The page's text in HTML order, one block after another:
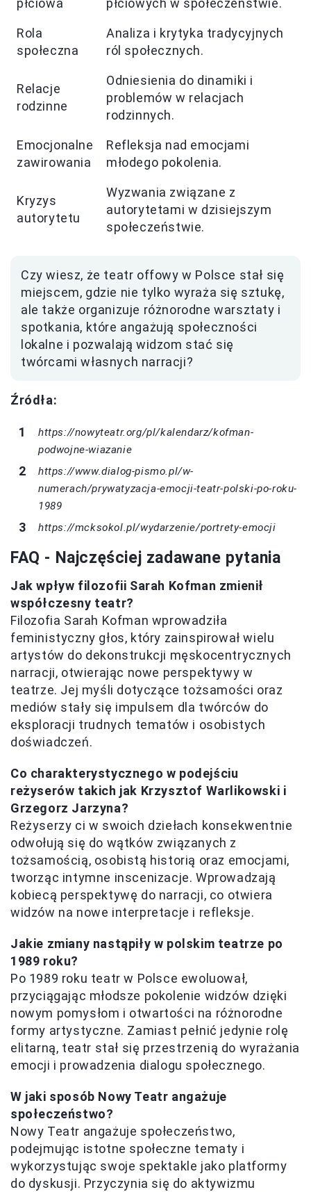
płciowa płciowych w społeczeństwie.
Rola
społeczna
Analiza i krytyka tradycyjnych
ról społecznych.
Relacje
rodzinne
Odniesienia do dinamiki i
problemów w relacjach
rodzinnych.
Emocjonalne
zawirowania
Refleksja nad emocjami
młodego pokolenia.
Kryzys
autorytetu
Wyzwania związane z
autorytetami w dzisiejszym
społeczeństwie.
Czy wiesz, że teatr offowy w Polsce stał się
miejscem, gdzie nie tylko wyraża się sztukę,
ale także organizuje różnorodne warsztaty i
spotkania, które angażują społeczności
lokalne i pozwalają widzom stać się
twórcami własnych narracji?
Źródła:
https://nowyteatr.org/pl/kalendarz/kofman-
podwojne-wiazanie
https://www.dialog-pismo.pl/w-
numerach/prywatyzacja-emocji-teatr-polski-po-roku-
1989
https://mcksokol.pl/wydarzenie/portrety-emocji
FAQ - Najczęściej zadawane pytania
Jak wpływ filozofii Sarah Kofman zmienił
współczesny teatr?
Filozofia Sarah Kofman wprowadziła
feministyczny głos, który zainspirował wielu
artystów do dekonstrukcji męskocentrycznych
narracji, otwierając nowe perspektywy w
teatrze. Jej myśli dotyczące tożsamości oraz
mediów stały się impulsem dla twórców do
eksploracji trudnych tematów i osobistych
doświadczeń.
Co charakterystycznego w podejściu
reżyserów takich jak Krzysztof Warlikowski i
Grzegorz Jarzyna?
Reżyserzy ci w swoich dziełach konsekwentnie
odwołują się do wątków związanych z
tożsamością, osobistą historią oraz emocjami,
tworząc intymne inscenizacje. Wprowadzają
kobiecą perspektywę do narracji, co otwiera
widzów na nowe interpretacje i refleksje.
Jakie zmiany nastąpiły w polskim teatrze po
1989 roku?
Po 1989 roku teatr w Polsce ewoluował,
przyciągając młodsze pokolenie widzów dzięki
nowym pomysłom i otwartości na różnorodne
formy artystyczne. Zamiast pełnić jedynie rolę
elitarną, teatr stał się przestrzenią do wyrażania
emocji i prowadzenia dialogu społecznego.
W jaki sposób Nowy Teatr angażuje
społeczeństwo?
Nowy Teatr angażuje społeczeństwo,
podejmując istotne społeczne tematy i
wykorzystując swoje spektakle jako platformy
do dyskusji. Przyczynia się do aktywizmu